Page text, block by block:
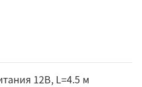
12В, L=4.5 м